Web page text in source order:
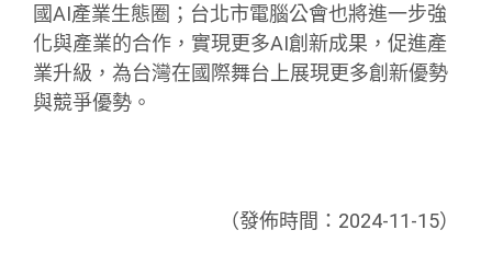
國AI產業生態圈；台北市電腦公會也將進一步強
化與產業的合作，實現更多AI創新成果，促進產
業升級，為台灣在國際舞台上展現更多創新優勢
與競爭優勢。
（發佈時間：2024-11-15）